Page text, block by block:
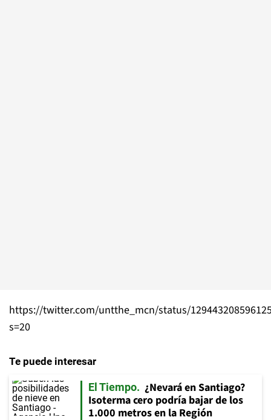
https://twitter.com/untthe_mcn/status/
s=20
Te puede interesar
El Tiempo
¿Nevará en Santiago?
Isoterma cero podría bajar de los
1.000 metros en la Región